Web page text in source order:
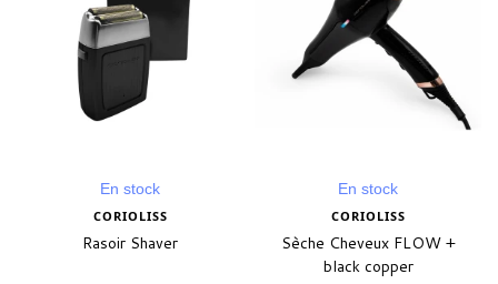
En stock
CORIOLISS
Rasoir Shaver
En stock
CORIOLISS
Sèche Cheveux FLOW +
black copper